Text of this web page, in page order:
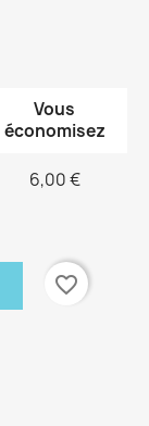
Vous
économisez
6,00 €
favorite_border